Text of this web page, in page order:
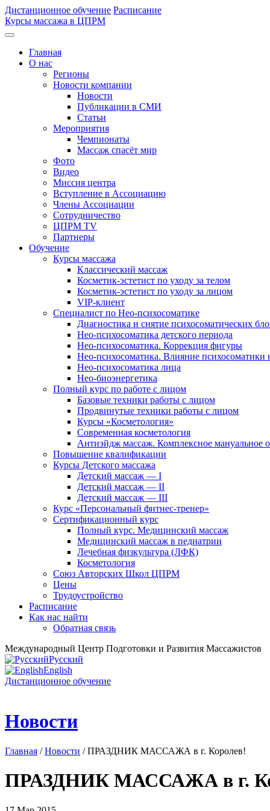
Дистанционное обучение Расписание
Курсы массажа в ЦПРМ
Главная
О нас
Регионы
Новости компании
Новости
Публикации в СМИ
Статьи
Мероприятия
Чемпионаты
Массаж спасёт мир
Фото
Видео
Миссия центра
Вступление в Ассоциацию
Члены Ассоциации
Сотрудничество
ЦПРМ TV
Партнеры
Oбучение
Курсы массажа
Классический массаж
Косметик-эстетист по уходу за телом
Косметик-эстетист по уходу за лицом
VIP-клиент
Специалист по Нео-психосоматике
Диагностика и снятие психосоматических
Нео-психосоматика детского периода
Нео-психосоматика. Коррекция фигуры
Нео-психосоматика. Влияние
Нео-психосоматика лица
Нео-биоэнергетика
Полный курс по работе с лицом
Базовые техники работы с лицом
Продвинутые техники работы с лицом
Курсы «Косметология»
Современная косметология
Антиэйдж массаж. Комплексное мануальное
Повышение квалификации
Курсы Детского массажа
Детский массаж — I
Детский массаж — II
Детский массаж — III
Курс «Персональный фитнес-тренер»
Сертификационный курс
Полный курс. Медицинский массаж
Медицинский массаж в педиатрии
Лечебная физкультура (ЛФК)
Косметология
Союз Авторских Школ ЦПРМ
Цены
Трудоустройство
Расписание
Как нас найти
Обратная связь
Международный Центр Подготовки и Развития Массажистов
Русский
English
Дистанционное обучение
Новости
Главная /Новости / ПРАЗДНИК МАССАЖА в г. Королев!
ПРАЗДНИК МАССАЖА в г.